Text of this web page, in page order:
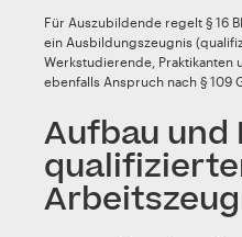
Für Auszubildende regelt § 16
ein Ausbildungszeugnis
Werkstudierende, Praktikanten
ebenfalls Anspruch nach § 109
Aufbau und